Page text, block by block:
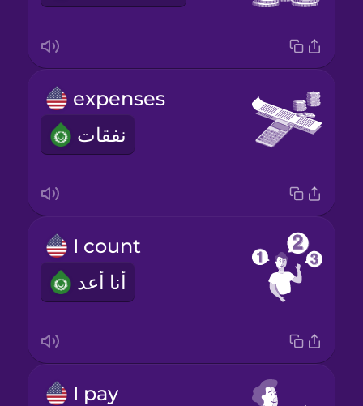
expenses
نفقات
I count
أنا أعد
I pay